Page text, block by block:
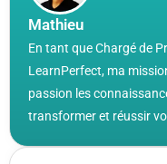
Mathieu
En tant que Chargé de
LearnPerfect, ma
passion les
transformer et réussir